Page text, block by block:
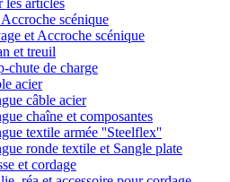
les articles
scénique
et Accroche scénique
et treuil
chute de charge
acier
câble acier
chaîne et composantes
textile armée ''Steelflex''
ronde textile et Sangle plate
et cordage